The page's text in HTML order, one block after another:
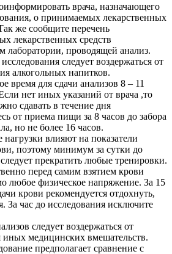
врача, назначающего
о принимаемых лекарственных
же сообщите перечень
лекарственных средств
лаборатории, проводящей анализ.
следует воздержаться от
алкогольных напитков.
время для сдачи анализов 8 – 11
нет иных указаний от врача ,то
сдавать в течение дня
от приема пищи за 8 часов до забора
но не более 16 часов.
нагрузки влияют на показатели
поэтому минимум за сутки до
прекратить любые тренировки.
перед самим взятием крови
любое физическое напряжение. За 15
крови рекомендуется отдохнуть,
За час до исследования исключите
следует воздержаться от
иных медицинских вмешательств.
предполагает сравнение с